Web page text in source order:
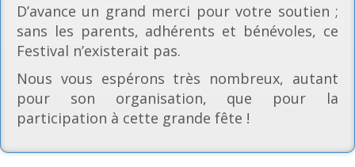
D’avance un grand merci pour votre soutien ;
sans les parents, adhérents et bénévoles, ce
Festival n’existerait pas.
Nous vous espérons très nombreux, autant
pour son organisation, que pour la
participation à cette grande fête !